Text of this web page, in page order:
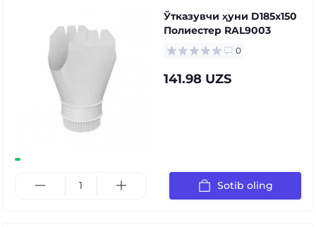
Ўтказувчи ҳуни D185х150
Полиестер RAL9003
0
141.98 UZS
Sotib oling